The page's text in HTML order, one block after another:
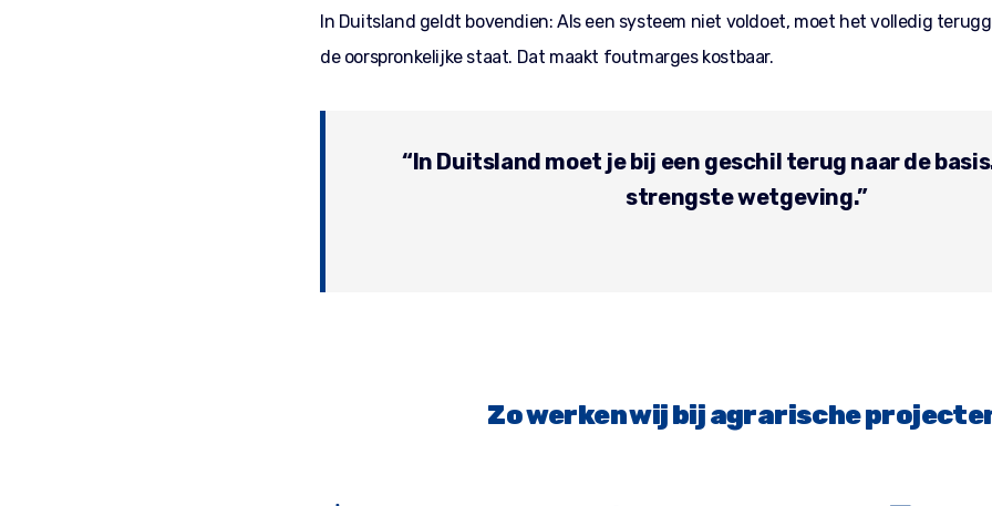
In Duitsland geldt bovendien: Als een systeem niet voldoet, moet het volledig
de oorspronkelijke staat. Dat maakt foutmarges kostbaar.
“In Duitsland moet je bij een geschil terug naar de
strengste wetgeving.”
Zo werken wij bij agrarische